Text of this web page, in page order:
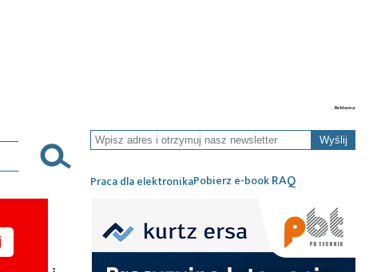
Wyślij
Praca dla elektronikaPobierz e-bookRAQ